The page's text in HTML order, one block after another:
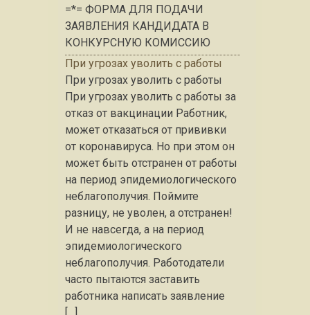
=*= ФОРМА ДЛЯ ПОДАЧИ
ЗАЯВЛЕНИЯ КАНДИДАТА В
КОНКУРСНУЮ КОМИССИЮ
При угрозах уволить с работы
При угрозах уволить с работы
При угрозах уволить с работы за
отказ от вакцинации Работник,
может отказаться от прививки
от коронавируса. Но при этом он
может быть отстранен от работы
на период эпидемиологического
неблагополучия. Поймите
разницу, не уволен, а отстранен!
И не навсегда, а на период
эпидемиологического
неблагополучия. Работодатели
часто пытаются заставить
работника написать заявление